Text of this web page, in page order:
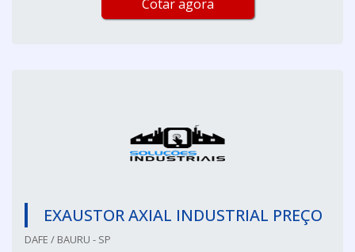
Cotar agora
EXAUSTOR AXIAL INDUSTRIAL PREÇO
DAFE / BAURU - SP